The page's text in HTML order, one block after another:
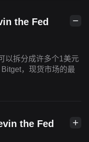
the Fed
以拆分成许多个1美元
，现货市场的最
the Fed